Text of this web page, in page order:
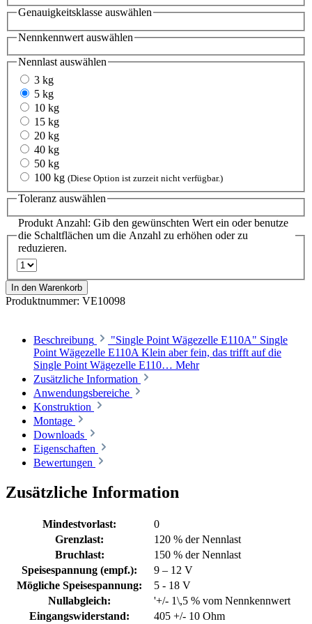
Genauigkeitsklasse auswählen
Nennkennwert auswählen
Nennlast auswählen
3 kg
5 kg
10 kg
15 kg
20 kg
40 kg
50 kg
100 kg (Diese Option ist zurzeit nicht verfügbar.)
Toleranz auswählen
Produkt Anzahl: Gib den gewünschten Wert ein oder benutze
die Schaltflächen um die Anzahl zu erhöhen oder zu
reduzieren.
In den Warenkorb
Produktnummer: VE10098
Beschreibung
"Single Point Wägezelle E110A" Single
Point Wägezelle E110A Klein aber fein, das trifft auf die
Single Point Wägezelle E110… Mehr
Zusätzliche Information
Anwendungsbereiche
Konstruktion
Montage
Downloads
Eigenschaften
Bewertungen
Zusätzliche Information
Mindestvorlast:
0
Grenzlast:
120 % der Nennlast
Bruchlast:
150 % der Nennlast
Speisespannung (empf.):
9 – 12 V
Mögliche Speisespannung:
5 - 18 V
Nullabgleich:
'+/- 1\,5 % vom Nennkennwert
Eingangswiderstand:
405 +/- 10 Ohm